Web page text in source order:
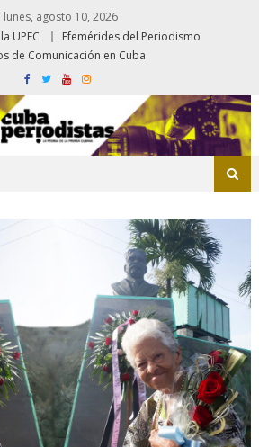
lunes, agosto 10, 2026
UPEC
Efemérides del Periodismo
de Comunicación en Cuba